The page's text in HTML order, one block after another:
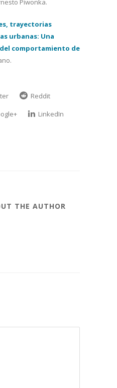
Piwonka.
trayectorias
urbanas: Una
comportamiento de
Reddit
LinkedIn
THE AUTHOR